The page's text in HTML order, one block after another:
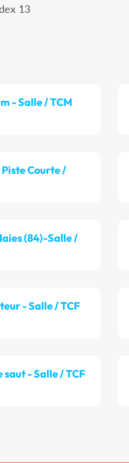
13
- Salle / TCM
Courte /
(84)-Salle /
- Salle / TCF
saut - Salle / TCF